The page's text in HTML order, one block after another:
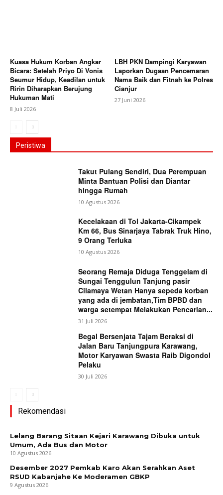
Kuasa Hukum Korban Angkar
Bicara: Setelah Priyo Di Vonis
Seumur Hidup, Keadilan untuk
Ririn Diharapkan Berujung
Hukuman Mati
8 Juli 2026
LBH PKN Dampingi Karyawan
Laporkan Dugaan Pencemaran
Nama Baik dan Fitnah ke Polres
Cianjur
27 Juni 2026
Peristiwa
Takut Pulang Sendiri, Dua Perempuan
Minta Bantuan Polisi dan Diantar
hingga Rumah
10 Agustus 2026
Kecelakaan di Tol Jakarta-Cikampek
Km 66, Bus Sinarjaya Tabrak Truk Hino,
9 Orang Terluka
10 Agustus 2026
Seorang Remaja Diduga Tenggelam di
Sungai Tenggulun Tanjung pasir
Cilamaya Wetan Hanya sepeda korban
yang ada di jembatan,Tim BPBD dan
warga setempat Melakukan Pencarian...
31 Juli 2026
Begal Bersenjata Tajam Beraksi di
Jalan Baru Tanjungpura Karawang,
Motor Karyawan Swasta Raib Digondol
Pelaku
30 Juli 2026
Rekomendasi
Lelang Barang Sitaan Kejari Karawang Dibuka untuk
Umum, Ada Bus dan Motor
10 Agustus 2026
Desember 2027 Pemkab Karo Akan Serahkan Aset
RSUD Kabanjahe Ke Moderamen GBKP
9 Agustus 2026